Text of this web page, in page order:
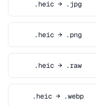
.heic → .jpg
.heic → .png
.heic → .raw
.heic → .webp